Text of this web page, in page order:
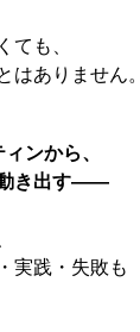
ても、
はありません。
ンから、
動き出す——
実践・失敗も